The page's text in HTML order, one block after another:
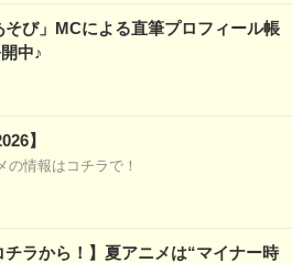
そび」MCによる直筆プロフィール帳
中♪
】
の情報はコチラで！
チラから！】夏アニメは“マイナー時